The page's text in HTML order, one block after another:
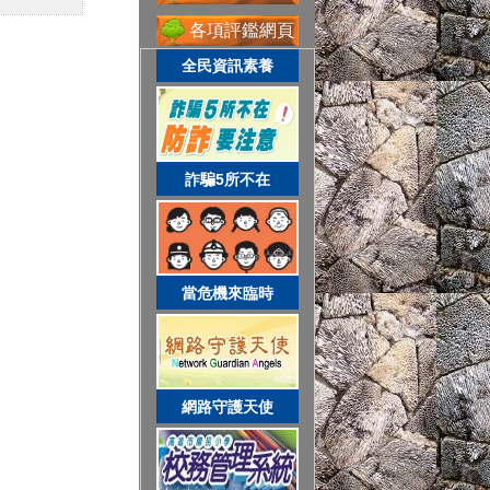
各項評鑑網頁
網路守護天使
校務系統
資訊服務入口
全民資訊素養
詐騙5所不在
當危機來臨時
網路守護天使